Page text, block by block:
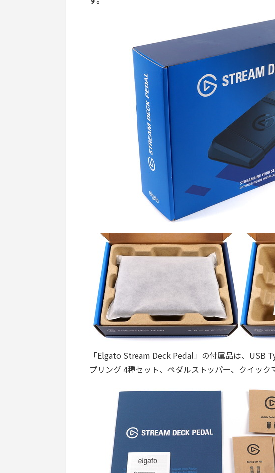
「Elgato Stream Deck Pedal」の付属品は、USB
プリング 4種セット、ペダルストッパー、クイック